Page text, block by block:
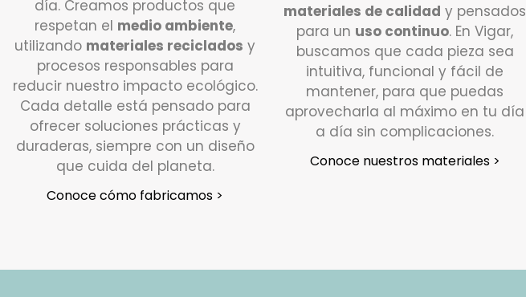
día. Creamos productos que
respetan el medio ambiente,
utilizando materiales reciclados y
procesos responsables para
reducir nuestro impacto ecológico.
Cada detalle está pensado para
ofrecer soluciones prácticas y
duraderas, siempre con un diseño
que cuida del planeta.
Conoce cómo fabricamos >
materiales de calidad y pensados
para un uso continuo. En Vigar,
buscamos que cada pieza sea
intuitiva, funcional y fácil de
mantener, para que puedas
aprovecharla al máximo en tu día
a día sin complicaciones.
Conoce nuestros materiales >